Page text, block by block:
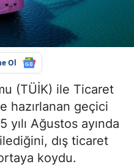
Ol
(TÜİK) ile Ticaret
hazırlanan geçici
Ağustos ayında
dış ticaret
ortaya koydu.